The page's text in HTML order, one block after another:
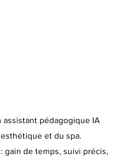
assistant pédagogique IA
et du spa.
gain de temps, suivi précis,